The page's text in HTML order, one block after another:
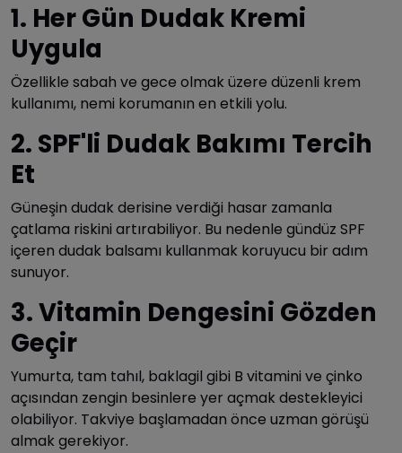
1. Her Gün Dudak Kremi
Uygula
Özellikle sabah ve gece olmak üzere düzenli krem
kullanımı, nemi korumanın en etkili yolu.
2. SPF'li Dudak Bakımı Tercih
Et
Güneşin dudak derisine verdiği hasar zamanla
çatlama riskini artırabiliyor. Bu nedenle gündüz SPF
içeren dudak balsamı kullanmak koruyucu bir adım
sunuyor.
3. Vitamin Dengesini Gözden
Geçir
Yumurta, tam tahıl, baklagil gibi B vitamini ve çinko
açısından zengin besinlere yer açmak destekleyici
olabiliyor. Takviye başlamadan önce uzman görüşü
almak gerekiyor.